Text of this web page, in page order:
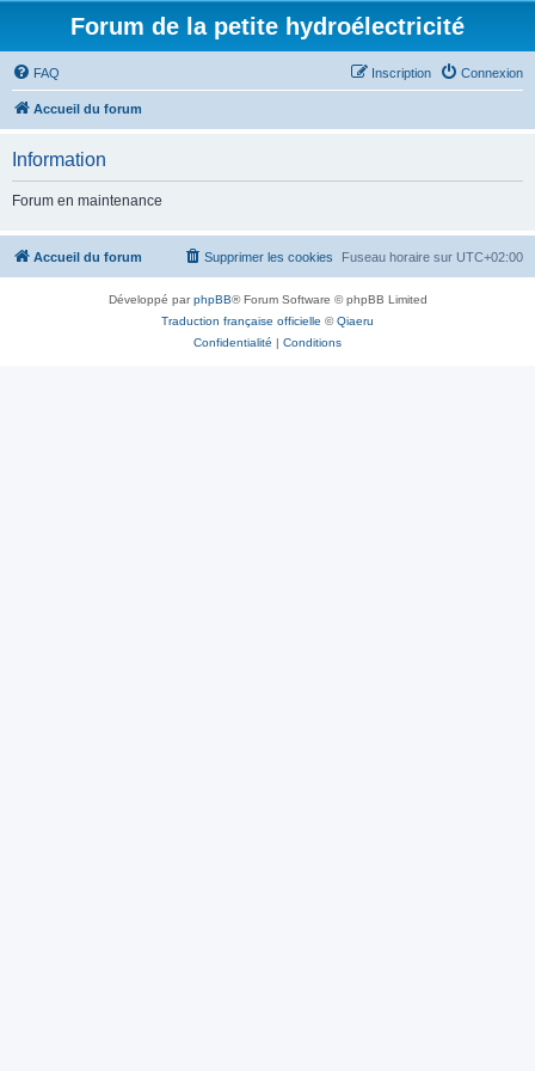
Forum de la petite hydroélectricité
FAQ Connexion
Inscription
Accueil du forum
Information
Forum en maintenance
Accueil du forum Fuseau horaire sur UTC+02:00
Supprimer les cookies
Développé parphpBB® Forum Software © phpBB Limited
Traduction française officielle ©Qiaeru
Confidentialité | Conditions